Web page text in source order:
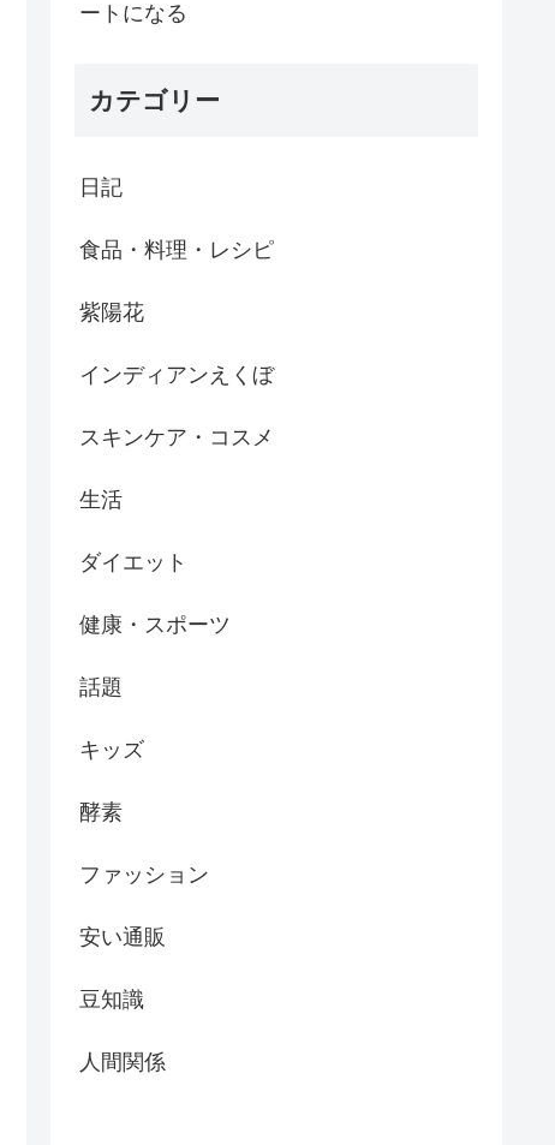
ートになる
カテゴリー
日記
食品・料理・レシピ
紫陽花
インディアンえくぼ
スキンケア・コスメ
生活
ダイエット
健康・スポーツ
話題
キッズ
酵素
ファッション
安い通販
豆知識
人間関係